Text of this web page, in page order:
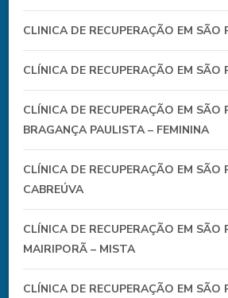
CLINICA DE RECUPERAÇÃO EM SÃO
CLÍNICA DE RECUPERAÇÃO EM SÃO
CLÍNICA DE RECUPERAÇÃO EM SÃO
BRAGANÇA PAULISTA – FEMININA
CLÍNICA DE RECUPERAÇÃO EM SÃO
CABREÚVA
CLÍNICA DE RECUPERAÇÃO EM SÃO
MAIRIPORÃ – MISTA
CLÍNICA DE RECUPERAÇÃO EM SÃO